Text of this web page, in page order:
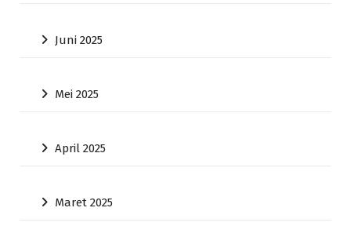
Juni 2025
Mei 2025
April 2025
Maret 2025